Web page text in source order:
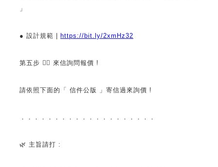
」
● 設計規範 | https://bit.ly/2xmHz32
第五步 🖐🏻 來信詢問報價 !
請依照下面的「 信件公版 」寄信過來詢價 !
．．．．．．．．．．．．．．．．．．．．
🌿 主旨請打 :